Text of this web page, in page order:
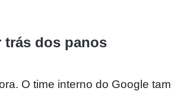
trás dos panos
O time interno do Google